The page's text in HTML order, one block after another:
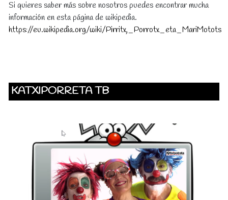
Si quieres saber más sobre nosotros puedes encontrar mucha
información en esta página de wikipedia.
https://eu.wikipedia.org/wiki/Pirritx,_Porrotx_eta_MariMotots
KATXIPORRETA TB